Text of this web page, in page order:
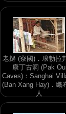
老撾 (寮國)．琅勃拉
康丁古洞 (Pak Ou
Caves)：Sanghai
(Ban Xang Hay)．織
人